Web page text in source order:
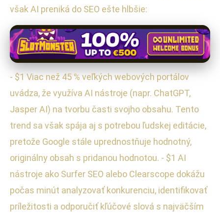
však AI preniká do SEO ešte hlbšie:
- $1 Viac než 45 % veľkých webových portálov
uvádza, že využíva AI nástroje (napr. ChatGPT,
Jasper AI) na tvorbu časti svojho obsahu. Tento
trend sa však spája aj s potrebou ľudskej editácie,
pretože Google stále uprednostňuje hodnotný,
originálny obsah s pridanou hodnotou. - $1 AI
nástroje ako Surfer SEO alebo Clearscope dokážu
počas minút analyzovať konkurenciu, identifikovať
príležitosti a odporučiť kľúčové slová s najväčším